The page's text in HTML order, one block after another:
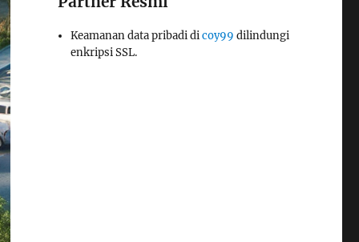
Keamanan data pribadi dicoy99 dilindungi
enkripsi SSL.